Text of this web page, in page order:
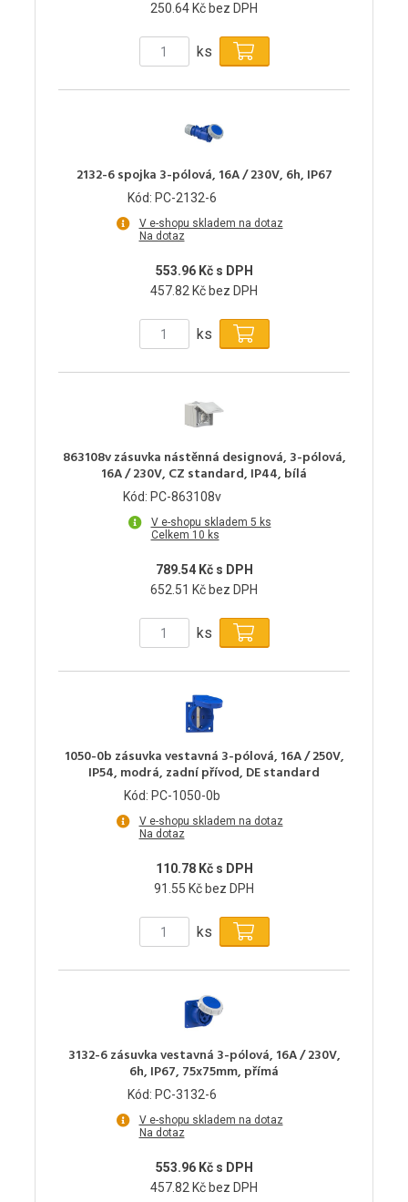
250.64 Kč bez DPH
ks
2132-6 spojka 3-pólová, 16A / 230V, 6h, IP67
Kód: PC-2132-6
V e-shopu skladem na dotaz
Na dotaz
553.96 Kč s DPH
457.82 Kč bez DPH
ks
863108v zásuvka nástěnná designová, 3-pólová,
16A / 230V, CZ standard, IP44, bílá
Kód: PC-863108v
V e-shopu skladem 5 ks
Celkem 10 ks
789.54 Kč s DPH
652.51 Kč bez DPH
ks
1050-0b zásuvka vestavná 3-pólová, 16A / 250V,
IP54, modrá, zadní přívod, DE standard
Kód: PC-1050-0b
V e-shopu skladem na dotaz
Na dotaz
110.78 Kč s DPH
91.55 Kč bez DPH
ks
3132-6 zásuvka vestavná 3-pólová, 16A / 230V,
6h, IP67, 75x75mm, přímá
Kód: PC-3132-6
V e-shopu skladem na dotaz
Na dotaz
553.96 Kč s DPH
457.82 Kč bez DPH